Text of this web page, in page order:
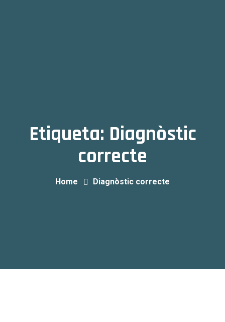
Etiqueta: Diagnòstic
correcte
Home Diagnòstic correcte